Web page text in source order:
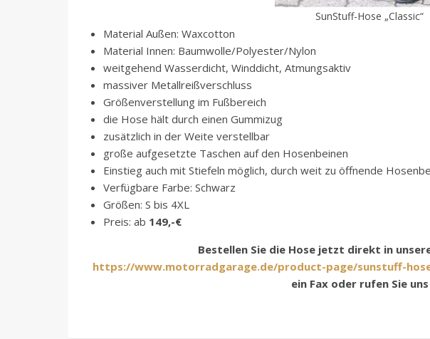
SunStuff-Hose „Classic“
Material Außen: Waxcotton
Material Innen: Baumwolle/Polyester/Nylon
weitgehend Wasserdicht, Winddicht, Atmungsaktiv
massiver Metallreißverschluss
Größenverstellung im Fußbereich
die Hose hält durch einen Gummizug
zusätzlich in der Weite verstellbar
große aufgesetzte Taschen auf den Hosenbeinen
Einstieg auch mit Stiefeln möglich, durch weit zu öffnende
Verfügbare Farbe: Schwarz
Größen: S bis 4XL
Preis: ab 149,-€
Bestellen Sie die Hose jetzt direkt in
https://www.motorradgarage.de/product-page/sunstuff-
ein Fax oder rufen Sie